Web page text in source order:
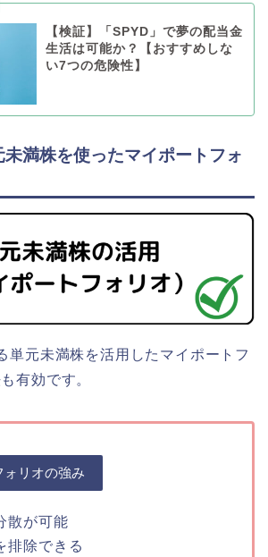
【検証】「SPYD」で夢の配当金
生活は可能か？【おすすめしな
い7つの危険性】
満株を使ったマイポートフォ
単元未満株を活用したマイポートフ
有効です。
ォリオの強み
散が可能
排除できる